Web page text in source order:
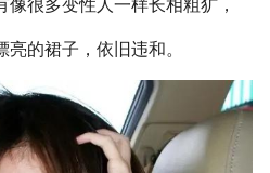
很多变性人一样长相粗犷，
的裙子，依旧违和。